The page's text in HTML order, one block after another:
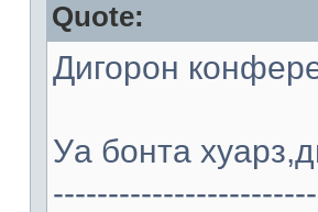
Quote:
Дигорон
Уа бонта